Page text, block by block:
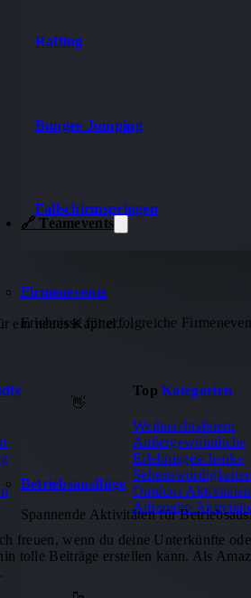
Rafting
Bungee Jumping
Fallschirmspringen
🔗 Teamevents
Firmenevents
Erlebnisse für erfolgreiche
👋
Betriebsausflüge
Spannende Aktivitäten für
ein neues Kapitel.…
TopKategorien
Weihnachtsfeiern
Außergewöhnliche
Erlebnisgeschenke
Sehenswürdigkeiten
Outdoor Aktivitäten
Adrenalin
wenn du deine Unterkünfte
tolle Beiträge erstellen kann. Als